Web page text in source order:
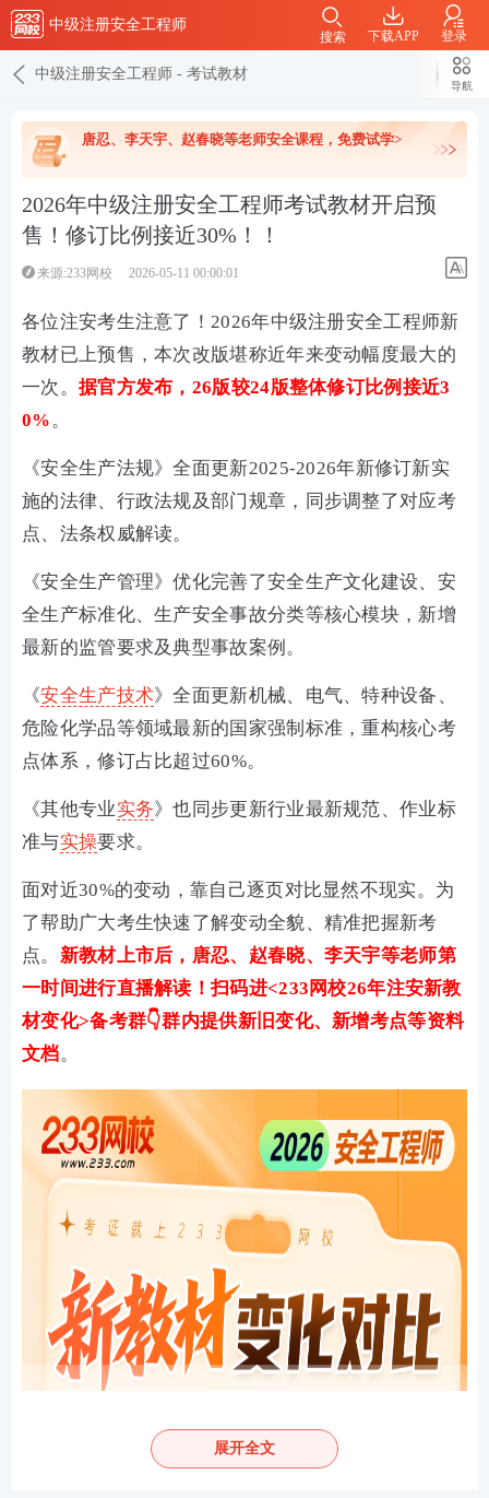
中级注册安全工程师
下载APP 登录
搜索
中级注册安全工程师 - 考试教材
导航
唐忍、李天宇、赵春晓等老师安全课程，免费试学>
2026年中级注册安全工程师考试教材开启预
售！修订比例接近30%！！
来源:233网校 2026-05-11 00:00:01
各位注安考生注意了！2026年中级注册安全工程师新
教材已上预售，本次改版堪称近年来变动幅度最大的
一次。 据官方发布，26版较24版整体修订比例接近3
0%。
《安全生产法规》全面更新2025-2026年新修订新实
施的法律、行政法规及部门规章，同步调整了对应考
点、法条权威解读。
《安全生产管理》优化完善了安全生产文化建设、安
全生产标准化、生产安全事故分类等核心模块，新增
最新的监管要求及典型事故案例。
《安全生产技术》全面更新机械、电气、特种设备、
危险化学品等领域最新的国家强制标准，重构核心考
点体系，修订占比超过60%。
《其他专业实务》也同步更新行业最新规范、作业标
准与实操要求。
面对近30%的变动，靠自己逐页对比显然不现实。为
了帮助广大考生快速了解变动全貌、精准把握新考
点。 新教材上市后，唐忍、赵春晓、李天宇等老师第
一时间进行直播解读！扫码进<233网校26年注安新教
材变化>备考群👇群内提供新旧变化、新增考点等资料
文档。
展开全文